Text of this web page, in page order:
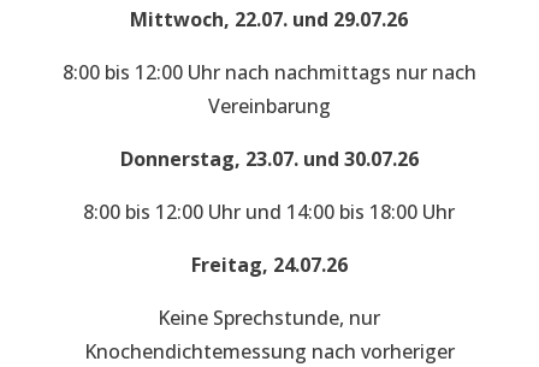
Mittwoch, 22.07. und 29.07.26
8:00 bis 12:00 Uhr nach nachmittags nur nach
Vereinbarung
Donnerstag, 23.07. und 30.07.26
8:00 bis 12:00 Uhr und 14:00 bis 18:00 Uhr
Freitag, 24.07.26
Keine Sprechstunde, nur
Knochendichtemessung nach vorheriger